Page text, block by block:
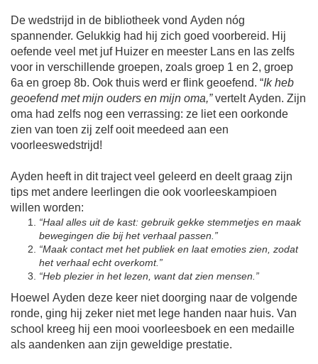
De wedstrijd in de bibliotheek vond Ayden nóg
spannender. Gelukkig had hij zich goed voorbereid. Hij
oefende veel met juf Huizer en meester Lans en las zelfs
voor in verschillende groepen, zoals groep 1 en 2, groep
6a en groep 8b. Ook thuis werd er flink geoefend. “Ik heb
geoefend met mijn ouders en mijn oma,”vertelt Ayden. Zijn
oma had zelfs nog een verrassing: ze liet een oorkonde
zien van toen zij zelf ooit meedeed aan een
voorleeswedstrijd!
Ayden heeft in dit traject veel geleerd en deelt graag zijn
tips met andere leerlingen die ook voorleeskampioen
willen worden:
“Haal alles uit de kast: gebruik gekke stemmetjes en maak
bewegingen die bij het verhaal passen.”
“Maak contact met het publiek en laat emoties zien, zodat
het verhaal echt overkomt.”
“Heb plezier in het lezen, want dat zien mensen.”
Hoewel Ayden deze keer niet doorging naar de volgende
ronde, ging hij zeker niet met lege handen naar huis. Van
school kreeg hij een mooi voorleesboek en een medaille
als aandenken aan zijn geweldige prestatie.